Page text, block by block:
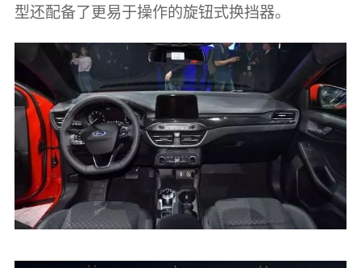
型还配备了更易于操作的旋钮式换挡器。